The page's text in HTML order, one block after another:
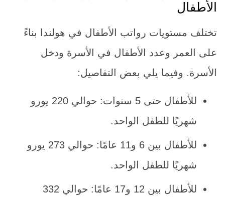
الأطفال
تختلف مستويات رواتب الأطفال في هولندا بناءً
على العمر وعدد الأطفال في الأسرة ودخل
الأسرة. وفيما يلي بعض التفاصيل:
للأطفال حتى 5 سنوات: حوالي 220 يورو
شهريًا للطفل الواحد.
للأطفال بين 6 و11 عامًا: حوالي 273 يورو
شهريًا للطفل الواحد.
للأطفال بين 12 و17 عامًا: حوالي 332